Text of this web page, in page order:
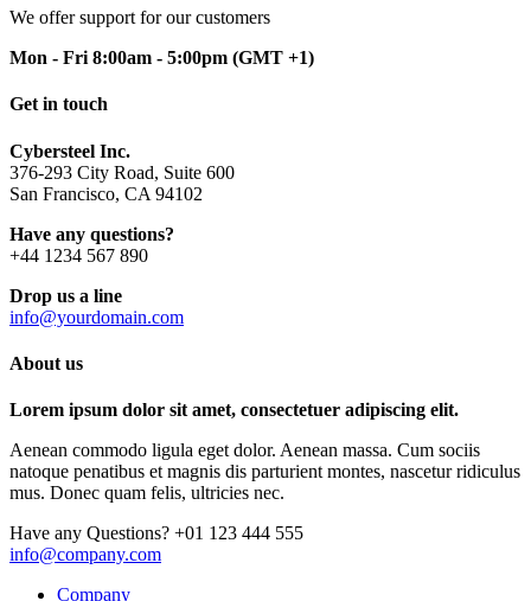
We offer support for our customers
Mon - Fri 8:00am - 5:00pm (GMT +1)
Get in touch
Cybersteel Inc.
376-293 City Road, Suite 600
San Francisco, CA 94102
Have any questions?
+44 1234 567 890
Drop us a line
info@yourdomain.com
About us
Lorem ipsum dolor sit amet, consectetuer adipiscing elit.
Aenean commodo ligula eget dolor. Aenean massa. Cum sociis
natoque penatibus et magnis dis parturient montes, nascetur ridiculus
mus. Donec quam felis, ultricies nec.
Have any Questions? +01 123 444 555
info@company.com
Company